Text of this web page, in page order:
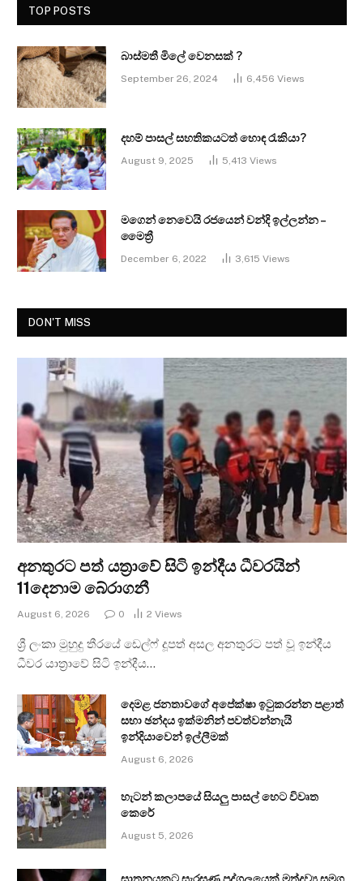
TOP POSTS
බාස්මතී මිලේ වෙනසක් ?
September 26, 2024 6,456 Views
දහම් පාසල් සහතිකයටත් හොඳ රැකියා?
August 9, 2025 5,413 Views
මගෙන් නෙවෙයි රජයෙන් වන්දි ඉල්ලන්න –
මෛත්‍රී
December 6, 2022 3,615 Views
DON'T MISS
අනතුරට පත් යත්‍රාවේ සිටි ඉන්දීය ධීවරයින්
11දෙනාම බේරාගනී
August 6, 2026 0 2 Views
ශ්‍රී ලංකා මුහුදු තීරයේ ඩෙල්ෆ් දූපත් අසල අනතුරට පත් වූ ඉන්දීය
ධීවර යාත්‍රාවේ සිටි ඉන්දීය…
දෙමළ ජනතාවගේ අපේක්ෂා ඉටුකරන්න පළාත්
සභා ඡන්දය ඉක්මනින් පවත්වන්නැයි
ඉන්දියාවෙන් ඉල්ලීමක්
August 6, 2026
හැටන් කලාපයේ සියලු පාසල් හෙට විවෘත
කෙරේ
August 5, 2026